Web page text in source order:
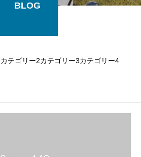
BLOG
カテゴリー2カテゴリー3カテゴリー4